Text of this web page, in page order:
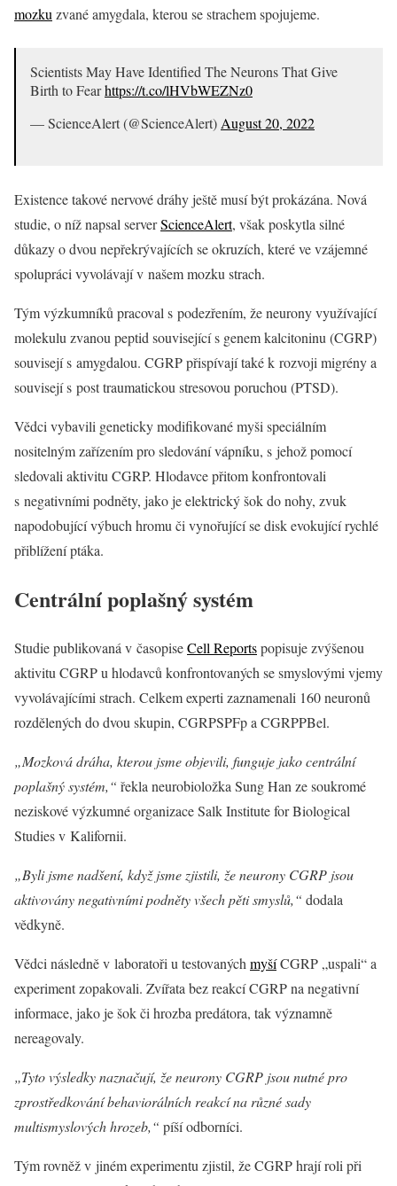
mozkuzvané amygdala, kterou se strachem spojujeme.
Scientists May Have Identified The Neurons That Give
Birth to Fearhttps://t.co/lHVbWEZNz0
— ScienceAlert (@ScienceAlert)August 20, 2022
Existence takové nervové dráhy ještě musí být prokázána. Nová
studie, o níž napsal serverScienceAlert, však poskytla silné
důkazy o dvou nepřekrývajících se okruzích, které ve vzájemné
spolupráci vyvolávají v našem mozku strach.
Tým výzkumníků pracoval s podezřením, že neurony využívající
molekulu zvanou peptid související s genem kalcitoninu (CGRP)
souvisejí s amygdalou. CGRP přispívají také k rozvoji migrény a
souvisejí s post traumatickou stresovou poruchou (PTSD).
Vědci vybavili geneticky modifikované myši speciálním
nositelným zařízením pro sledování vápníku, s jehož pomocí
sledovali aktivitu CGRP. Hlodavce přitom konfrontovali
s negativními podněty, jako je elektrický šok do nohy, zvuk
napodobující výbuch hromu či vynořující se disk evokující rychlé
přiblížení ptáka.
Centrální poplašný systém
Studie publikovaná v časopiseCell Reportspopisuje zvýšenou
aktivitu CGRP u hlodavců konfrontovaných se smyslovými vjemy
vyvolávajícími strach. Celkem experti zaznamenali 160 neuronů
rozdělených do dvou skupin, CGRPSPFp a CGRPPBel.
„Mozková dráha, kterou jsme objevili, funguje jako centrální
poplašný systém,“ řekla neurobioložka Sung Han ze soukromé
neziskové výzkumné organizace Salk Institute for Biological
Studies v Kalifornii.
„Byli jsme nadšení, když jsme zjistili, že neurony CGRP jsou
aktivovány negativními podněty všech pěti smyslů,“ dodala
vědkyně.
Vědci následně v laboratoři u testovanýchmyšíCGRP „uspali“ a
experiment zopakovali. Zvířata bez reakcí CGRP na negativní
informace, jako je šok či hrozba predátora, tak významně
nereagovaly.
„Tyto výsledky naznačují, že neurony CGRP jsou nutné pro
zprostředkování behaviorálních reakcí na různé sady
multismyslových hrozeb,“ píší odborníci.
Tým rovněž v jiném experimentu zjistil, že CGRP hrají roli při